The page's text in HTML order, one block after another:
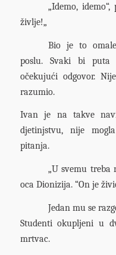
„Idemo,
življe!„
Bio je to
poslu. Svaki bi
očekujući odgovor.
razumio.
Ivan je na takve
djetinjstvu, nije
pitanja.
„U svemu treba
oca Dionizija. “On je
Jedan mu se
Studenti okupljeni u
mrtvac.